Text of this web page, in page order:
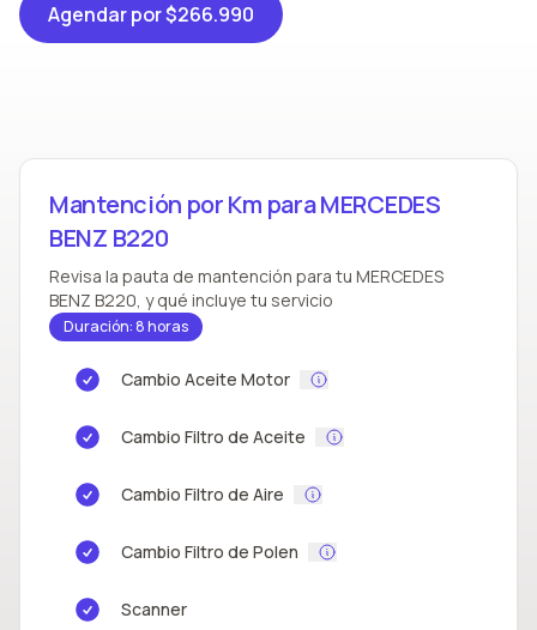
Agendarpor $266.990
Mantención por Km para MERCEDES
BENZ B220
Revisa la pauta de mantención para tu MERCEDES
BENZ B220, y qué incluye tu servicio
Duración: 8 horas
Cambio Aceite Motor
Cambio Filtro de Aceite
Cambio Filtro de Aire
Cambio Filtro de Polen
Scanner